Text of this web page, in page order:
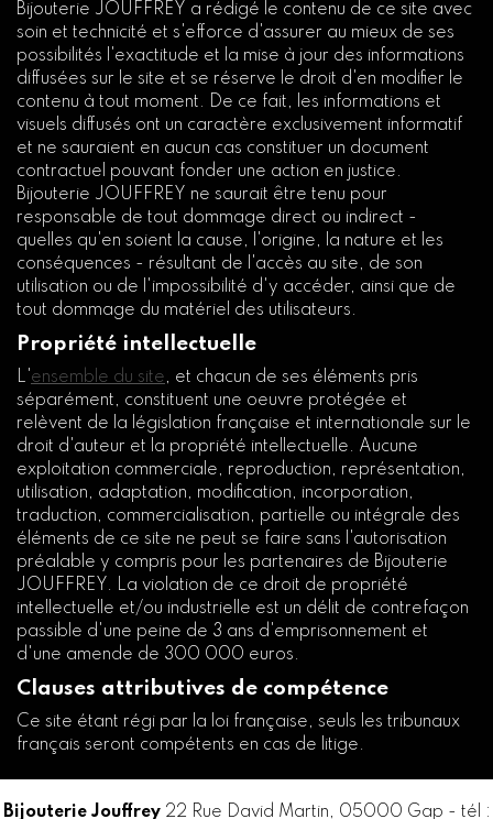
Bijouterie JOUFFREY a rédigé le contenu de ce site avec
soin et technicité et s'efforce d'assurer au mieux de ses
possibilités l'exactitude et la mise à jour des informations
diffusées sur le site et se réserve le droit d'en modifier le
contenu à tout moment. De ce fait, les informations et
visuels diffusés ont un caractère exclusivement informatif
et ne sauraient en aucun cas constituer un document
contractuel pouvant fonder une action en justice.
Bijouterie JOUFFREY ne saurait être tenu pour
responsable de tout dommage direct ou indirect -
quelles qu'en soient la cause, l'origine, la nature et les
conséquences - résultant de l'accès au site, de son
utilisation ou de l'impossibilité d'y accéder, ainsi que de
tout dommage du matériel des utilisateurs.
Propriété intellectuelle
L' ensemble du site, et chacun de ses éléments pris
séparément, constituent une oeuvre protégée et
relèvent de la législation française et internationale sur le
droit d'auteur et la propriété intellectuelle. Aucune
exploitation commerciale, reproduction, représentation,
utilisation, adaptation, modification, incorporation,
traduction, commercialisation, partielle ou intégrale des
éléments de ce site ne peut se faire sans l'autorisation
préalable y compris pour les partenaires de Bijouterie
JOUFFREY. La violation de ce droit de propriété
intellectuelle et/ou industrielle est un délit de contrefaçon
passible d'une peine de 3 ans d'emprisonnement et
d'une amende de 300 000 euros.
Clauses attributives de compétence
Ce site étant régi par la loi française, seuls les tribunaux
français seront compétents en cas de litige.
Bijouterie Jouffrey22 Rue David Martin, 05000 Gap - tél :